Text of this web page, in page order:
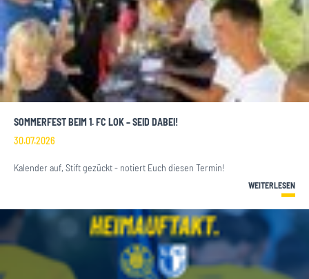
SOMMERFEST BEIM 1. FC LOK – SEID DABEI!
30.07.2026
Kalender auf, Stift gezückt - notiert Euch diesen Termin!
WEITERLESEN